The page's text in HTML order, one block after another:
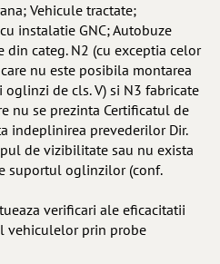
Vehicule tractate;
instalatie GNC; Autobuze
categ. N2 (cu exceptia celor
nu este posibila montarea
de cls. V) si N3 fabricate
nu se prezinta Certificatul de
indeplinirea prevederilor Dir.
de vizibilitate sau nu exista
suportul oglinzilor (conf.
verificari ale eficacitatii
vehiculelor prin probe